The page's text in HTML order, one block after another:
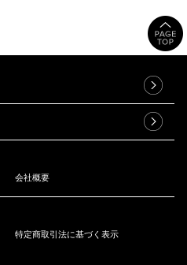
会社概要
特定商取引法に基づく表示